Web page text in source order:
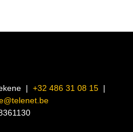
| +32 486 31 08 15 |